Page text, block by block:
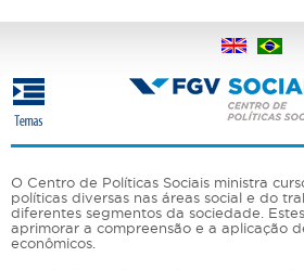
conteúdo
principal
O Centro de Políticas Sociais ministra
políticas diversas nas áreas social e do
diferentes segmentos da sociedade.
aprimorar a compreensão e a aplicação
econômicos.